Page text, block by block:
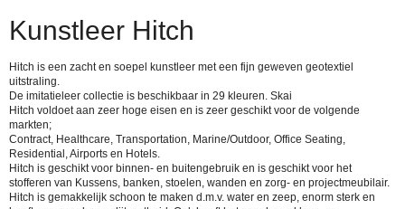
Kunstleer Hitch
Hitch is een zacht en soepel kunstleer met een fijn geweven geotextiel
uitstraling.
De imitatieleer collectie is beschikbaar in 29 kleuren. Skai
Hitch voldoet aan zeer hoge eisen en is zeer geschikt voor de volgende
markten;
Contract, Healthcare, Transportation, Marine/Outdoor, Office Seating,
Residential, Airports en Hotels.
Hitch is geschikt voor binnen- en buitengebruik en is geschikt voor het
stofferen van Kussens, banken, stoelen, wanden en zorg- en projectmeubilair.
Hitch is gemakkelijk schoon te maken d.m.v. water en zeep, enorm sterk en